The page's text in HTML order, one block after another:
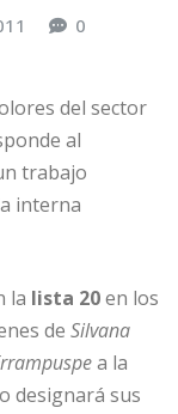
0
del sector
al
trabajo
interna
la lista 20en los
de Silvana
a la
designará sus